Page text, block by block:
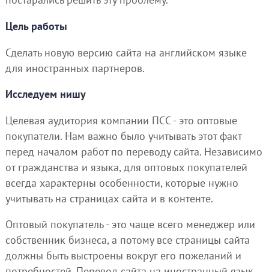
Цель работы
Сделать новую версию сайта на английском языке
для иностранных партнеров.
Исследуем нишу
Целевая аудитория компании ПСС - это оптовые
покупатели. Нам важно было учитывать этот факт
перед началом работ по переводу сайта. Независимо
от гражданства и языка, для оптовых покупателей
всегда характерны особенности, которые нужно
учитывать на страницах сайта и в контенте.
Оптовый покупатель - это чаще всего менеджер или
собственник бизнеса, а потому все страницы сайта
должны быть выстроены вокруг его пожеланий и